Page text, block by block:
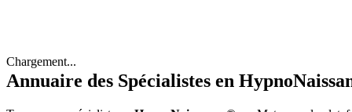
Chargement...
Annuaire des Spécialistes en